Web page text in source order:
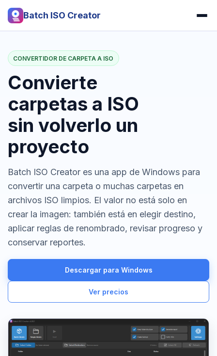
Batch ISO Creator
CONVERTIDOR DE CARPETA A ISO
Convierte
carpetas a ISO
sin volverlo un
proyecto
Batch ISO Creator es una app de Windows para
convertir una carpeta o muchas carpetas en
archivos ISO limpios. El valor no está solo en
crear la imagen: también está en elegir destino,
aplicar reglas de renombrado, revisar progreso y
conservar reportes.
Descargar para Windows
Ver precios